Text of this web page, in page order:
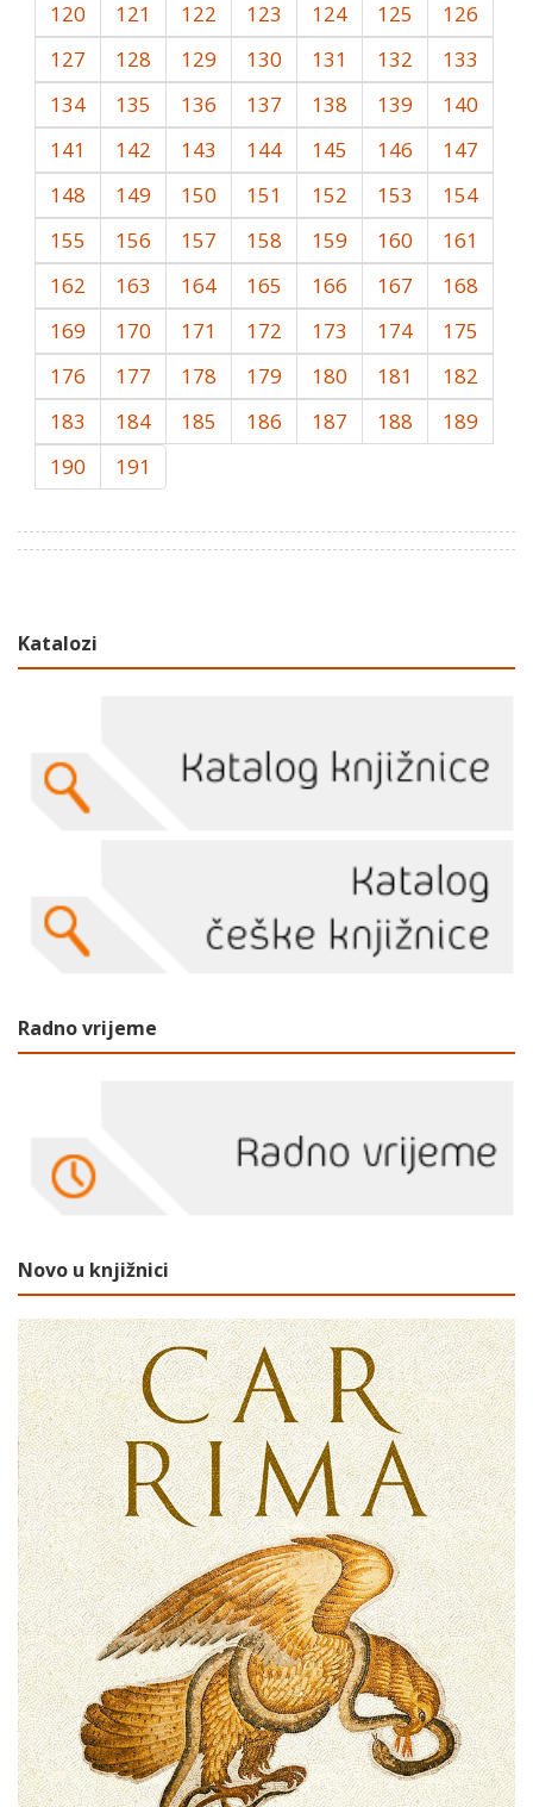
120
121 122 123 124 125
126
127
128 129 130 131 132
133
134
135 136 137 138 139
140
141
142 143 144 145 146
147
148
149 150 151 152 153
154
155
156 157 158 159 160
161
162
163 164 165 166 167
168
169
170 171 172 173 174
175
176
177 178 179 180 181
182
183
184 185 186 187 188
189
190
191
Katalozi
Radno vrijeme
Novo u knjižnici